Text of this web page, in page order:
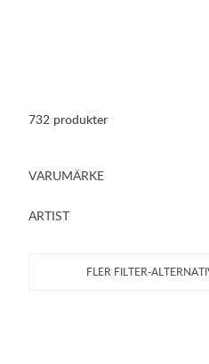
732 produkter
VARUMÄRKE
ARTIST